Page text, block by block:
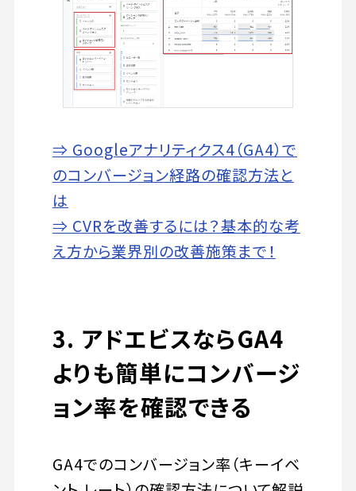
⇒ Googleアナリティクス4（GA4）で
のコンバージョン経路の確認方法と
は
⇒ CVRを改善するには？基本的な考
え方から業界別の改善施策まで！
3. アドエビスならGA4
よりも簡単にコンバージ
ョン率を確認できる
GA4でのコンバージョン率（キーイベ